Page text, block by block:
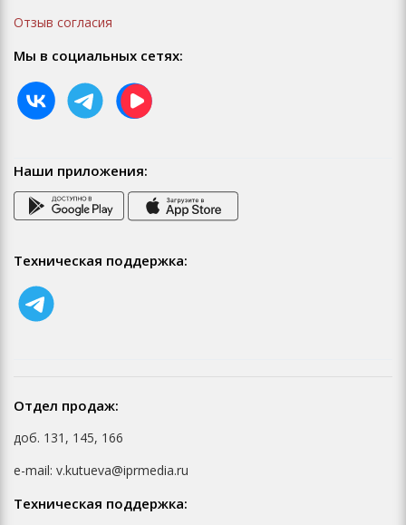
Отзыв согласия
Мы в социальных сетях:
Наши приложения:
Техническая поддержка:
Отдел продаж:
доб. 131, 145, 166
e-mail: v.kutueva@iprmedia.ru
Техническая поддержка: